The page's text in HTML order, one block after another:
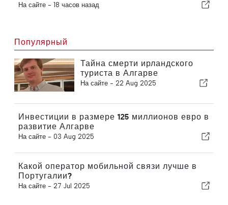
На сайте - 18 часов назад
Популярный
Тайна смерти ирландского
туриста в Алгарве
На сайте - 22 Aug 2025
Инвестиции в размере 125 миллионов евро в
развитие Алгарве
На сайте - 03 Aug 2025
Какой оператор мобильной связи лучше в
Португалии?
На сайте - 27 Jul 2025